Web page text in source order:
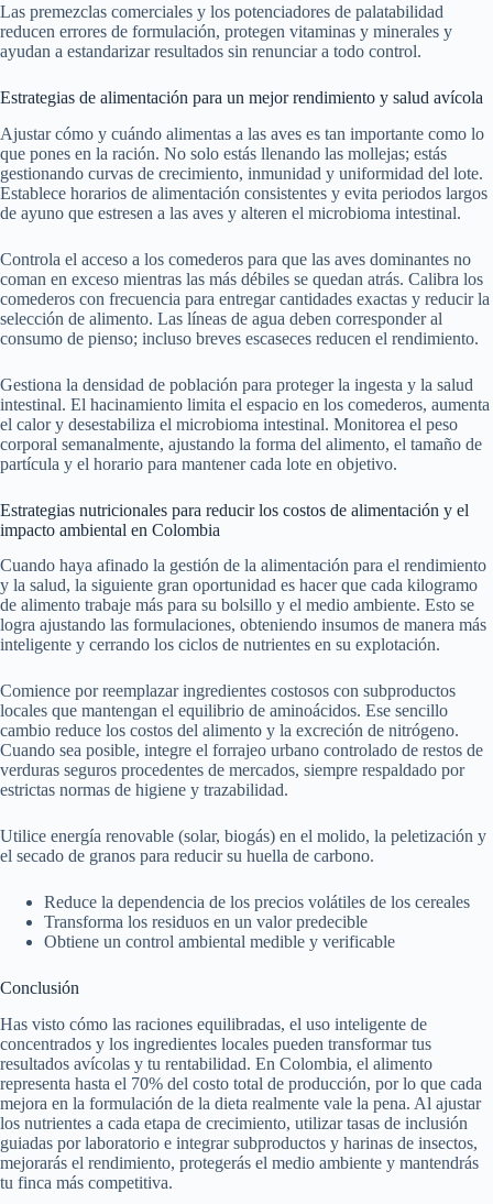
Las premezclas comerciales y los potenciadores de palatabilidad
reducen errores de formulación, protegen vitaminas y minerales y
ayudan a estandarizar resultados sin renunciar a todo control.
Estrategias de alimentación para un mejor rendimiento y salud avícola
Ajustar cómo y cuándo alimentas a las aves es tan importante como lo
que pones en la ración. No solo estás llenando las mollejas; estás
gestionando curvas de crecimiento, inmunidad y uniformidad del lote.
Establece horarios de alimentación consistentes y evita periodos largos
de ayuno que estresen a las aves y alteren el microbioma intestinal.
Controla el acceso a los comederos para que las aves dominantes no
coman en exceso mientras las más débiles se quedan atrás. Calibra los
comederos con frecuencia para entregar cantidades exactas y reducir la
selección de alimento. Las líneas de agua deben corresponder al
consumo de pienso; incluso breves escaseces reducen el rendimiento.
Gestiona la densidad de población para proteger la ingesta y la salud
intestinal. El hacinamiento limita el espacio en los comederos, aumenta
el calor y desestabiliza el microbioma intestinal. Monitorea el peso
corporal semanalmente, ajustando la forma del alimento, el tamaño de
partícula y el horario para mantener cada lote en objetivo.
Estrategias nutricionales para reducir los costos de alimentación y el
impacto ambiental en Colombia
Cuando haya afinado la gestión de la alimentación para el rendimiento
y la salud, la siguiente gran oportunidad es hacer que cada kilogramo
de alimento trabaje más para su bolsillo y el medio ambiente. Esto se
logra ajustando las formulaciones, obteniendo insumos de manera más
inteligente y cerrando los ciclos de nutrientes en su explotación.
Comience por reemplazar ingredientes costosos con subproductos
locales que mantengan el equilibrio de aminoácidos. Ese sencillo
cambio reduce los costos del alimento y la excreción de nitrógeno.
Cuando sea posible, integre el forrajeo urbano controlado de restos de
verduras seguros procedentes de mercados, siempre respaldado por
estrictas normas de higiene y trazabilidad.
Utilice energía renovable (solar, biogás) en el molido, la peletización y
el secado de granos para reducir su huella de carbono.
Reduce la dependencia de los precios volátiles de los cereales
Transforma los residuos en un valor predecible
Obtiene un control ambiental medible y verificable
Conclusión
Has visto cómo las raciones equilibradas, el uso inteligente de
concentrados y los ingredientes locales pueden transformar tus
resultados avícolas y tu rentabilidad. En Colombia, el alimento
representa hasta el 70% del costo total de producción, por lo que cada
mejora en la formulación de la dieta realmente vale la pena. Al ajustar
los nutrientes a cada etapa de crecimiento, utilizar tasas de inclusión
guiadas por laboratorio e integrar subproductos y harinas de insectos,
mejorarás el rendimiento, protegerás el medio ambiente y mantendrás
tu finca más competitiva.